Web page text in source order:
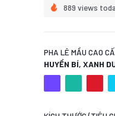
889 views
PHA LÊ MẦU CAO
HUYỀN BÍ, XANH